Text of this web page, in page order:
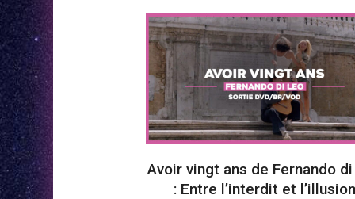
Avoir vingt ans de Fernando
: Entre l’interdit et l’illusion